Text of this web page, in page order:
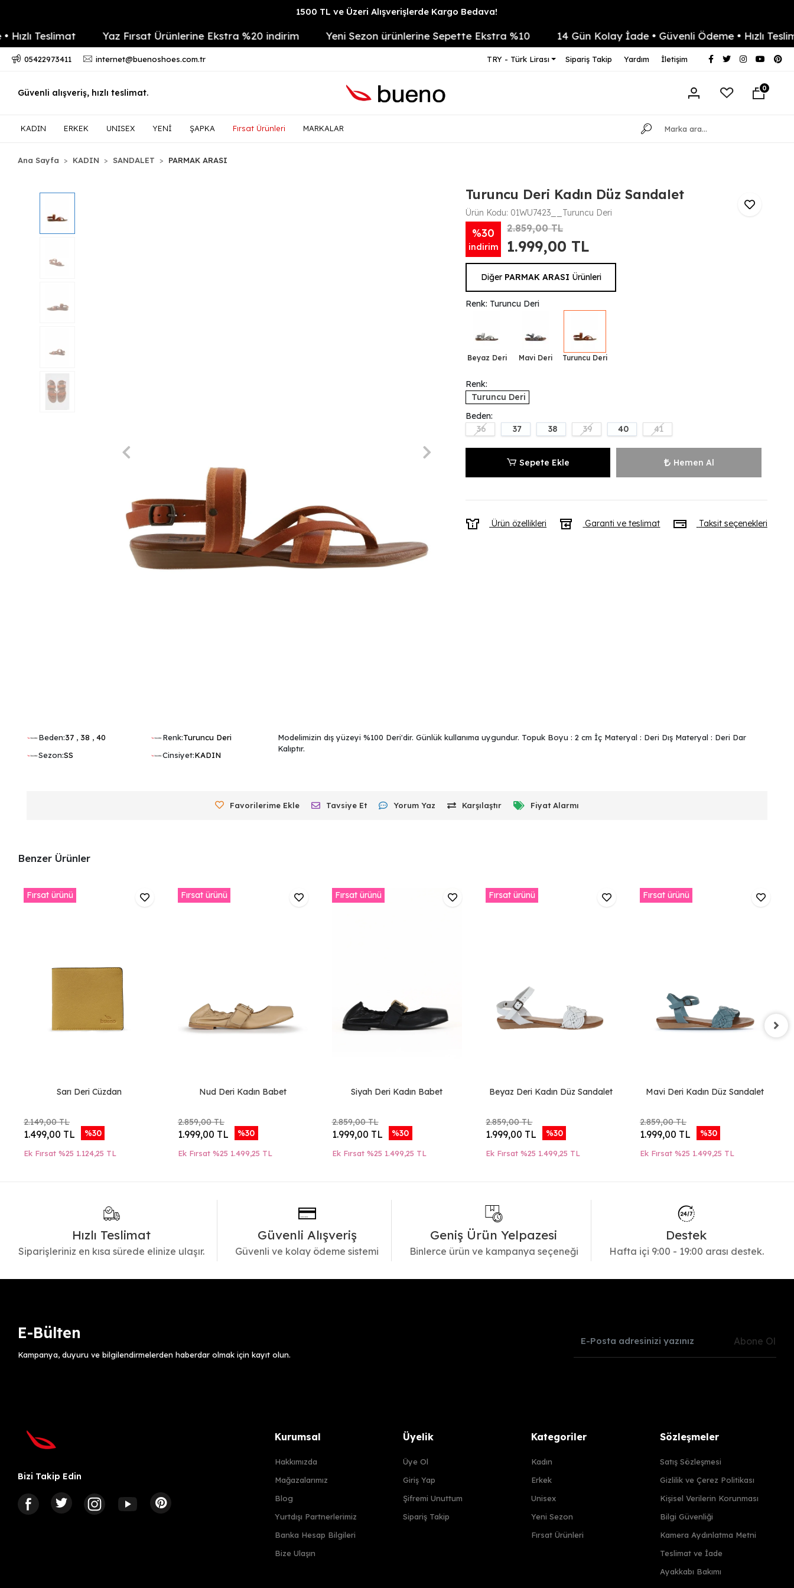
1500 TL ve Üzeri Alışverişlerde Kargo Bedava!
Teslimat Yaz Fırsat Ürünlerine Ekstra %20 indirim Yeni Sezon ürünlerine Sepette Ekstra %10 14 Gün Kolay İade • Güvenli Ödeme • Hızlı Teslimat
05422973411 internet@buenoshoes.com.tr TRY - Türk Lirası Sipariş Takip Yardım İletişim
Güvenli alışveriş, hızlı teslimat. 0
KADIN ERKEK UNISEX YENİ ŞAPKA Fırsat Ürünleri MARKALAR
Ana Sayfa KADIN SANDALET PARMAK ARASI
Turuncu Deri Kadın Düz Sandalet
Ürün Kodu: 01WU7423__Turuncu Deri
%30
indirim
2.859,00 TL
1.999,00 TL
Diğer PARMAK ARASI Ürünleri
Renk: Turuncu Deri
Beyaz Deri Mavi Deri Turuncu Deri
Renk:
Turuncu Deri
Beden:
36
37 38 39 40 41
Sepete Ekle Hemen Al
Ürün özellikleri Garanti ve teslimat Taksit seçenekleri
Beden:37 , 38 ,40 Renk:Turuncu Deri
Sezon:SS Cinsiyet:KADIN
Modelimizin dış yüzeyi %100 Deri'dir. Günlük kullanıma uygundur. Topuk Boyu : 2 cm İç Materyal : Deri Dış Materyal : Deri Dar
Kalıptır.
Favorilerime Ekle Tavsiye Et Yorum Yaz Karşılaştır Fiyat Alarmı
Benzer Ürünler
Fırsat ürünü
Sarı Deri Cüzdan
2.149,00 TL
1.499,00 TL %30
Ek Fırsat %25 1.124,25 TL
Fırsat ürünü
Nud Deri Kadın Babet
2.859,00 TL
1.999,00 TL %30
Ek Fırsat %25 1.499,25 TL
Fırsat ürünü
Siyah Deri Kadın Babet
2.859,00 TL
1.999,00 TL %30
Ek Fırsat %25 1.499,25 TL
Fırsat ürünü
Beyaz Deri Kadın Düz Sandalet
2.859,00 TL
1.999,00 TL %30
Ek Fırsat %25 1.499,25 TL
Fırsat ürünü
Mavi Deri Kadın Düz Sandalet
2.859,00 TL
1.999,00 TL %30
Ek Fırsat %25 1.499,25 TL
Hızlı Teslimat
Siparişleriniz en kısa sürede elinize ulaşır.
Güvenli Alışveriş
Güvenli ve kolay ödeme sistemi
Geniş Ürün Yelpazesi
Binlerce ürün ve kampanya seçeneği
Destek
Hafta içi 9:00 - 19:00 arası destek.
E-Bülten
Kampanya, duyuru ve bilgilendirmelerden haberdar olmak için kayıt olun.
Abone Ol
Bizi Takip Edin
Kurumsal
Hakkımızda
Mağazalarımız
Blog
Yurtdışı Partnerlerimiz
Banka Hesap Bilgileri
Bize Ulaşın
Üyelik
Üye Ol
Giriş Yap
Şifremi Unuttum
Sipariş Takip
Kategoriler
Kadın
Erkek
Unisex
Yeni Sezon
Fırsat Ürünleri
Sözleşmeler
Satış Sözleşmesi
Gizlilik ve Çerez Politikası
Kişisel Verilerin Korunması
Bilgi Güvenliği
Kamera Aydınlatma Metni
Teslimat ve İade
Ayakkabı Bakımı